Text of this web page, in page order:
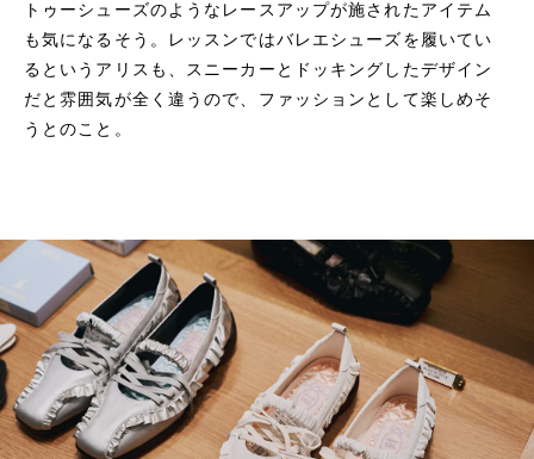
トゥーシューズのようなレースアップが施されたアイテム
も気になるそう。レッスンではバレエシューズを履いてい
るというアリスも、スニーカーとドッキングしたデザイン
だと雰囲気が全く違うので、ファッションとして楽しめそ
うとのこと。